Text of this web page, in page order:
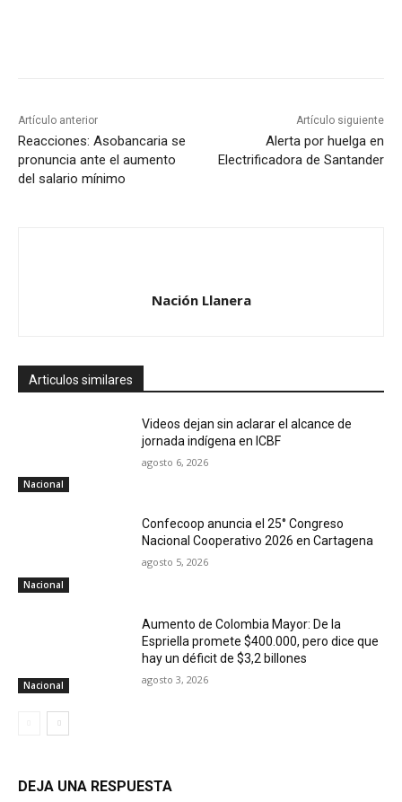
Artículo anterior
Reacciones: Asobancaria se
pronuncia ante el aumento
del salario mínimo
Artículo siguiente
Alerta por huelga en
Electrificadora de Santander
Nación Llanera
Articulos similares
Nacional
Videos dejan sin aclarar el alcance de
jornada indígena en ICBF
agosto 6, 2026
Nacional
Confecoop anuncia el 25° Congreso
Nacional Cooperativo 2026 en Cartagena
agosto 5, 2026
Nacional
Aumento de Colombia Mayor: De la
Espriella promete $400.000, pero dice que
hay un déficit de $3,2 billones
agosto 3, 2026
DEJA UNA RESPUESTA